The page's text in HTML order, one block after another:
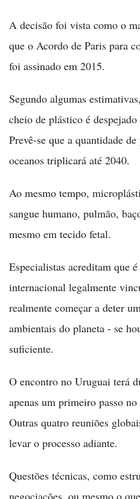
A decisão foi vista como o
que o Acordo de Paris para
foi assinado em 2015.
Segundo algumas
cheio de plástico é
Prevê-se que a quantidade
oceanos triplicará até 2040.
Ao mesmo tempo,
sangue humano, pulmão,
mesmo em tecido fetal.
Especialistas acreditam que
internacional legalmente
realmente começar a deter
ambientais do planeta - se
suficiente.
O encontro no Uruguai terá
apenas um primeiro passo
Outras quatro reuniões
levar o processo adiante.
Questões técnicas, como
negociações, ou mesmo o